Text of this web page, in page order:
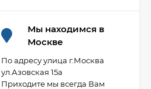
Мы находимся в
Москве
По адресу улица г.Москва
ул.Азовская 15а
Приходите мы всегда Вам
расточенный под
втулку ПНД 100/110
PN10 Двн 128 LT ВФЗ
473,80